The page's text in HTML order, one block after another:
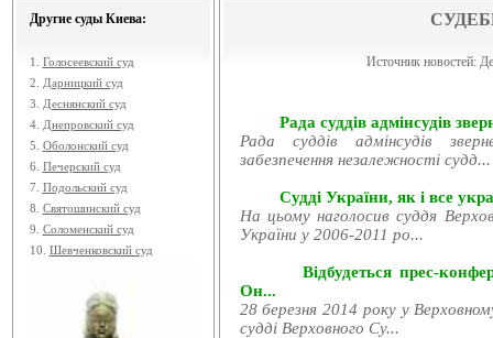
Другие суды Киева:
1. Голосеевский суд
2.
Дарницкий суд
3.
Деснянский суд
4. Днепровский суд
5. Оболонский суд
6. Печерский суд
7. Подольский суд
8. Святошинский суд
9. Соломенский суд
10. Шевченковский суд
Источник новостей:
Рада суддів адмінсудів
Рада суддів адмінсудів
забезпечення незалежності судд...
Судді України, як і все
На цьому наголосив суддя
України у 2006-2011 ро...
Відбудеться прес-
Он...
28 березня 2014 року у
судді Верховного Су...